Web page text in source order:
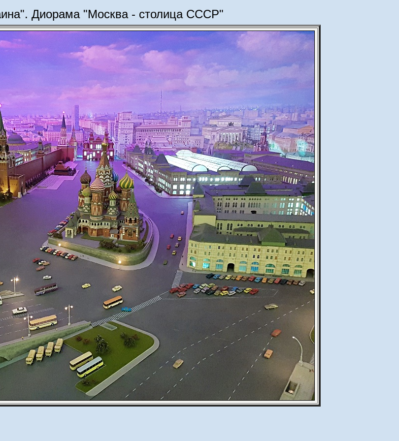
Диорама "Москва - столица СССР"